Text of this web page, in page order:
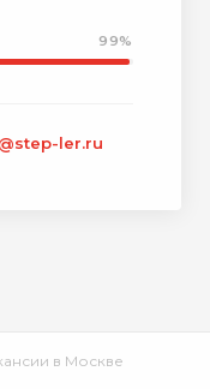
99%
ler.ru
в Москве